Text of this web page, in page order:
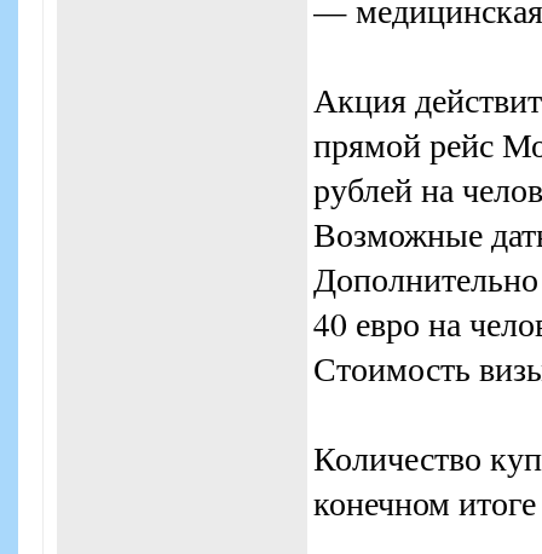
— медицинская
Акция
прямой рейс
рублей на
Возможные
40 евро на
Стоимость
Количество
конечном